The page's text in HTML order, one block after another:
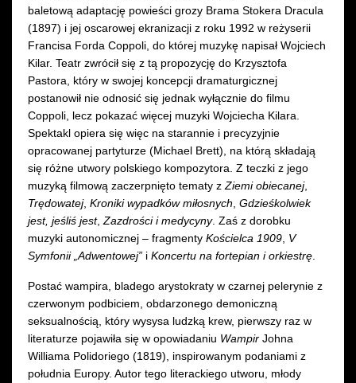
baletową adaptację powieści grozy Brama Stokera Dracula
(1897) i jej oscarowej ekranizacji z roku 1992 w reżyserii
Francisa Forda Coppoli, do której muzykę napisał Wojciech
Kilar. Teatr zwrócił się z tą propozycję do Krzysztofa
Pastora, który w swojej koncepcji dramaturgicznej
postanowił nie odnosić się jednak wyłącznie do filmu
Coppoli, lecz pokazać więcej muzyki Wojciecha Kilara.
Spektakl opiera się więc na starannie i precyzyjnie
opracowanej partyturze (Michael Brett), na którą składają
się różne utwory polskiego kompozytora. Z teczki z jego
muzyką filmową zaczerpnięto tematy z Ziemi obiecanej,
Trędowatej, Kroniki wypadków miłosnych Gdzieśkolwiek
jest, jeśliś jest, Zazdrości i medycyny. Zaś z dorobku
muzyki autonomicznej – fragmenty Kościelca 1909 V
Symfonii „Adwentowej” i Koncertu na fortepian i orkiestrę
Postać wampira, bladego arystokraty w czarnej pelerynie z
czerwonym podbiciem, obdarzonego demoniczną
seksualnością, który wysysa ludzką krew, pierwszy raz w
literaturze pojawiła się w opowiadaniu Wampir Johna
Williama Polidoriego (1819), inspirowanym podaniami z
południa Europy. Autor tego literackiego utworu, młody